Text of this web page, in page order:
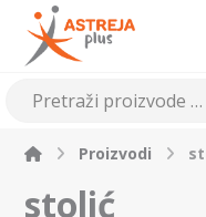
Proizvodi
stolić